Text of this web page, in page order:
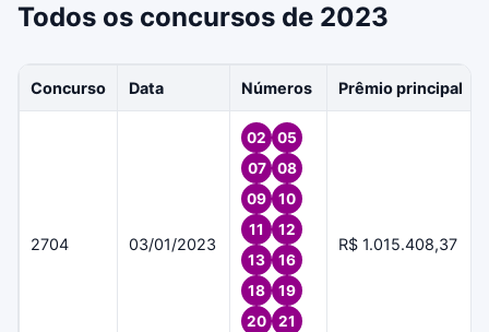
Todos os concursos de 2023
Concurso Data Números Prêmio principal
2704 03/01/2023
02
05
07
08
09
10
11
12
13
16
18
19
20
21
R$ 1.015.408,37